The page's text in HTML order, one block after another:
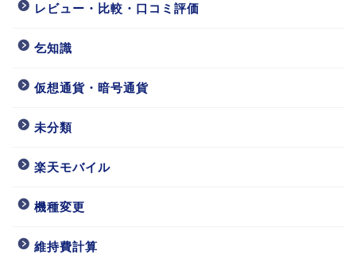
レビュー・比較・口コミ評価
乞知識
仮想通貨・暗号通貨
未分類
楽天モバイル
機種変更
維持費計算